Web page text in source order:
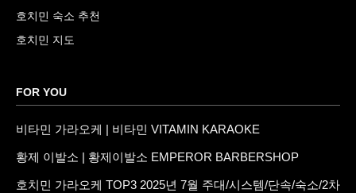
호치민 숙소 추천
호치민 지도
FOR YOU
비타민 가라오케 | 비타민 VITAMIN KARAOKE
황제 이발소 | 황제이발소 EMPEROR BARBERSHOP
호치민 가라오케 TOP3 2025년 7월 주대/시스템/단속/숙소/2차